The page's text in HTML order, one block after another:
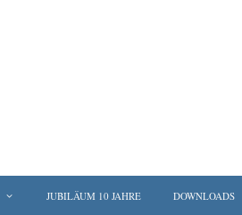
JUBILÄUM 10 JAHRE DOWNLOADS